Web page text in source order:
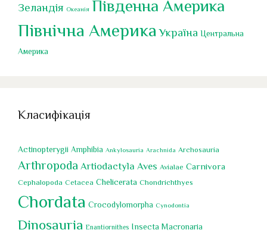
Зеландія Океанія Південна Америка
Північна Америка Україна Центральна
Америка
Класифікація
Actinopterygii Amphibia Ankylosauria Arachnida Archosauria
Arthropoda Artiodactyla Aves Avialae Carnivora
Cephalopoda Cetacea Chelicerata Chondrichthyes
Chordata Crocodylomorpha Cynodontia
Dinosauria Enantiornithes Insecta Macronaria